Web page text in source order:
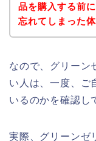
品を購入する前
忘れてしまった
なので、グリーン
い人は、一度、ご
いるのかを確認し
実際、グリーンゼ